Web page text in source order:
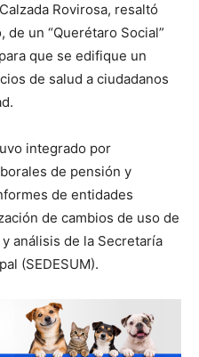
Rovirosa, resaltó
un “Querétaro Social”
que se edifique un
de salud a ciudadanos
integrado por
de pensión y
de entidades
de cambios de uso de
análisis de la Secretaría
(SEDESUM).